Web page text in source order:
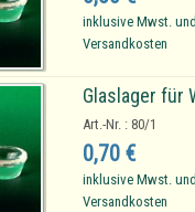
inklusive Mwst. und
Versandkosten
Glaslager für
Art.-Nr. : 80/1
0,70 €
inklusive Mwst.
Versandkosten